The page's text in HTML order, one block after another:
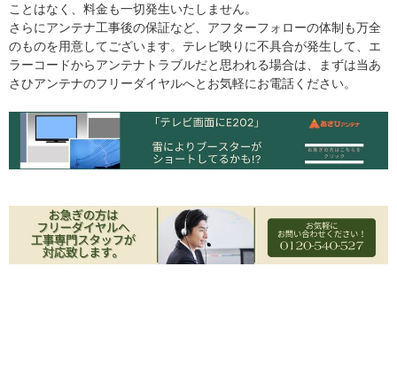
ことはなく、料金も一切発生いたしません。
さらにアンテナ工事後の保証など、アフターフォローの体制も万全
のものを用意してございます。テレビ映りに不具合が発生して、エ
ラーコードからアンテナトラブルだと思われる場合は、まずは当あ
さひアンテナのフリーダイヤルへとお気軽にお電話ください。